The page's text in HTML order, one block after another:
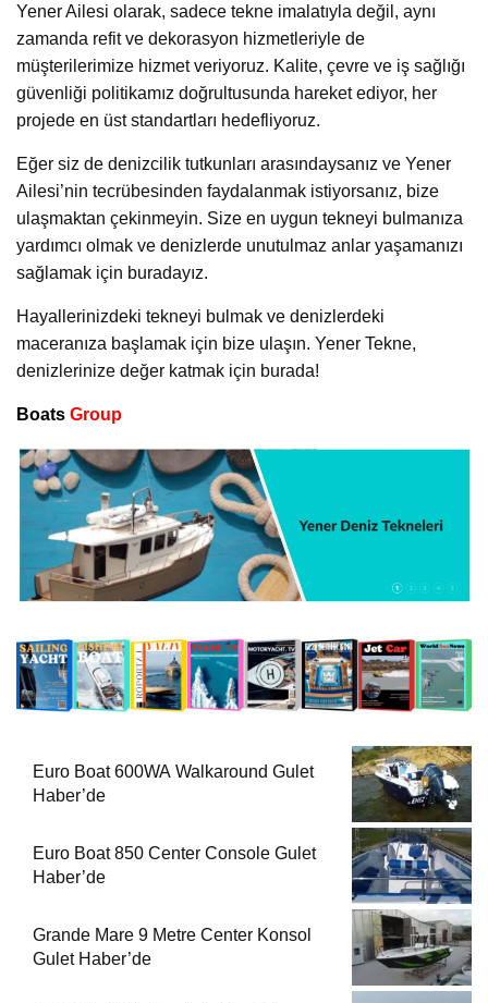
Yener Ailesi olarak, sadece tekne imalatıyla değil, aynı
zamanda refit ve dekorasyon hizmetleriyle de
müşterilerimize hizmet veriyoruz. Kalite, çevre ve iş sağlığı
güvenliği politikamız doğrultusunda hareket ediyor, her
projede en üst standartları hedefliyoruz.
Eğer siz de denizcilik tutkunları arasındaysanız ve Yener
Ailesi’nin tecrübesinden faydalanmak istiyorsanız, bize
ulaşmaktan çekinmeyin. Size en uygun tekneyi bulmanıza
yardımcı olmak ve denizlerde unutulmaz anlar yaşamanızı
sağlamak için buradayız.
Hayallerinizdeki tekneyi bulmak ve denizlerdeki
maceranıza başlamak için bize ulaşın. Yener Tekne,
denizlerinize değer katmak için burada!
Boats Group
Euro Boat 600WA Walkaround Gulet
Haber’de
Euro Boat 850 Center Console Gulet
Haber’de
Grande Mare 9 Metre Center Konsol
Gulet Haber’de